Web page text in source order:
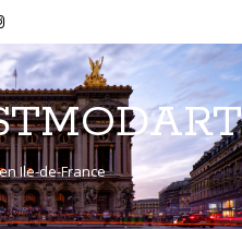
Ile-de-France